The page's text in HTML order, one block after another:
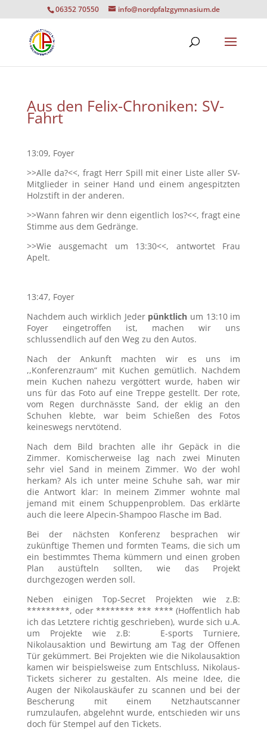
06352 70550 info@nordpfalzgymnasium.de
Aus den Felix-Chroniken: SV-
Fahrt
13:09, Foyer
>>Alle da?<<, fragt Herr Spill mit einer Liste aller SV-
Mitglieder in seiner Hand und einem angespitzten
Holzstift in der anderen.
>>Wann fahren wir denn eigentlich los?<<, fragt eine
Stimme aus dem Gedränge.
>>Wie ausgemacht um 13:30<<, antwortet Frau
Apelt.
13:47, Foyer
Nachdem auch wirklich Jeder pünktlich um 13:10 im
Foyer eingetroffen ist, machen wir uns
schlussendlich auf den Weg zu den Autos.
Nach der Ankunft machten wir es uns im
,,Konferenzraum“ mit Kuchen gemütlich. Nachdem
mein Kuchen nahezu vergöttert wurde, haben wir
uns für das Foto auf eine Treppe gestellt. Der rote,
vom Regen durchnässte Sand, der eklig an den
Schuhen klebte, war beim Schießen des Fotos
keineswegs nervtötend.
Nach dem Bild brachten alle ihr Gepäck in die
Zimmer. Komischerweise lag nach zwei Minuten
sehr viel Sand in meinem Zimmer. Wo der wohl
herkam? Als ich unter meine Schuhe sah, war mir
die Antwort klar: In meinem Zimmer wohnte mal
jemand mit einem Schuppenproblem. Das erklärte
auch die leere Alpecin-Shampoo Flasche im Bad.
Bei der nächsten Konferenz besprachen wir
zukünftige Themen und formten Teams, die sich um
ein bestimmtes Thema kümmern und einen groben
Plan austüfteln sollten, wie das Projekt
durchgezogen werden soll.
Neben einigen Top-Secret Projekten wie z.B:
*********, oder ******** *** **** (Hoffentlich hab
ich das Letztere richtig geschrieben), wurde sich u.A.
um Projekte wie z.B: E-sports Turniere,
Nikolausaktion und Bewirtung am Tag der Offenen
Tür gekümmert. Bei Projekten wie die Nikolausaktion
kamen wir beispielsweise zum Entschluss, Nikolaus-
Tickets sicherer zu gestalten. Als meine Idee, die
Augen der Nikolauskäufer zu scannen und bei der
Bescherung mit einem Netzhautscanner
rumzulaufen, abgelehnt wurde, entschieden wir uns
doch für Stempel auf den Tickets.